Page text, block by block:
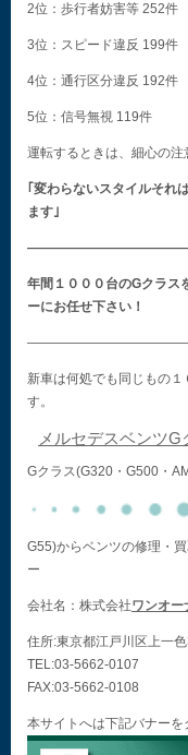
2位：歩行者妨害等 252件
3位：スピード違反 199件
4位：通行区分違反 192件
5位：信号無視 119件
運転するときは、細心の
｢変わらないスタイルそれ
ます｣
年間１０００台のGクラス
ーにお任せ下さい！
新車は何処でも同じもの
す。
メルセデスベンツG
Gクラス(G320・G500・
G55)からベンツの修理・
ー
会社名：株式会社ワンオー
住所:東京都江戸川区上一
TEL:03-5662-0107
FAX:03-5662-0108
本サイトへは下記バナー